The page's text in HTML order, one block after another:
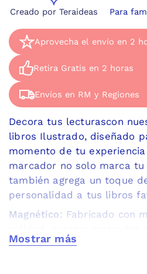
Creado por Teraideas Para
Aprovecha el envío en 2
Aprovecha el envío en 2
Disponible de Lunes a
Retira Gratis en 2 horas
Retira Gratis en 2 horas
Ven a retirar el mismo
Dirección: Apoquindo
Envíos en RM y Regiones
Envíos en RM y Regiones
Hacemos envíos por
Decora tus lecturascon
libros Ilustrado, diseñado
momento de tu
marcador no solo marca tu
también agrega un toque
personalidad a tus libros
Magnético: Fabricado con
diseñado para resistir el
Mostrar más
Mostrar menos